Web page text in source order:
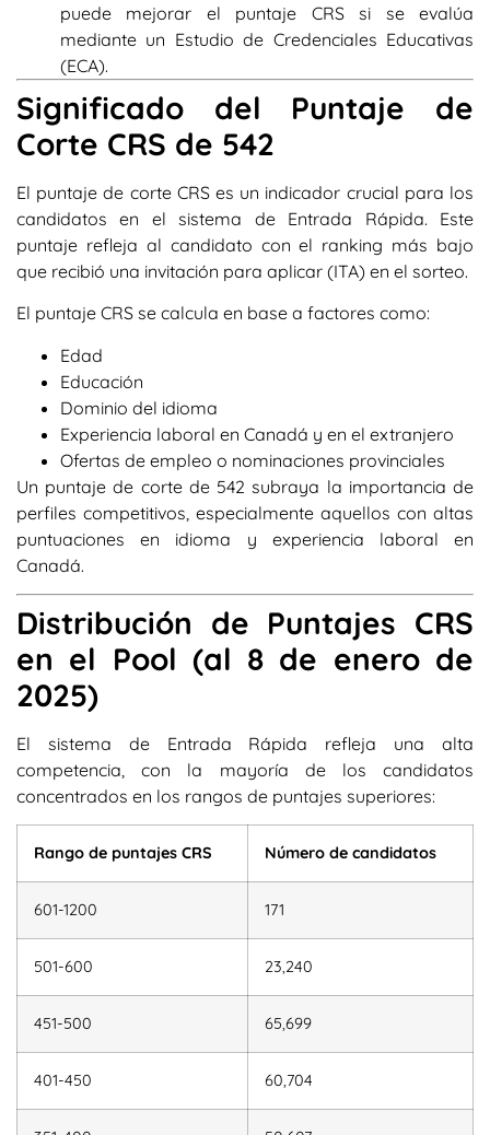
puede mejorar el puntaje CRS si se evalúa
mediante un Estudio de Credenciales Educativas
(ECA).
Significado del Puntaje de
Corte CRS de 542
El puntaje de corte CRS es un indicador crucial para los
candidatos en el sistema de Entrada Rápida. Este
puntaje refleja al candidato con el ranking más bajo
que recibió una invitación para aplicar (ITA) en el sorteo.
El puntaje CRS se calcula en base a factores como:
Edad
Educación
Dominio del idioma
Experiencia laboral en Canadá y en el extranjero
Ofertas de empleo o nominaciones provinciales
Un puntaje de corte de 542 subraya la importancia de
perfiles competitivos, especialmente aquellos con altas
puntuaciones en idioma y experiencia laboral en
Canadá.
Distribución de Puntajes CRS
en el Pool (al 8 de enero de
2025)
El sistema de Entrada Rápida refleja una alta
competencia, con la mayoría de los candidatos
concentrados en los rangos de puntajes superiores:
Rango de puntajes CRS Número de candidatos
601-1200 171
501-600 23,240
451-500 65,699
401-450 60,704